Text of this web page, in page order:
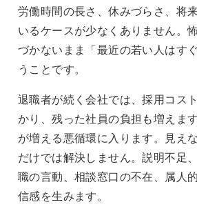
労働時間の長さ、休みづらさ、将
いるケースが少なくありません。
づかないまま「最近の若い人はす
うことです。
退職者が続く会社では、採用コス
かり、残った社員の負担も増えま
が増える悪循環に入ります。見え
だけでは解決しません。説明不足
職の言動、相談窓口の不在、属人
信感を生みます。